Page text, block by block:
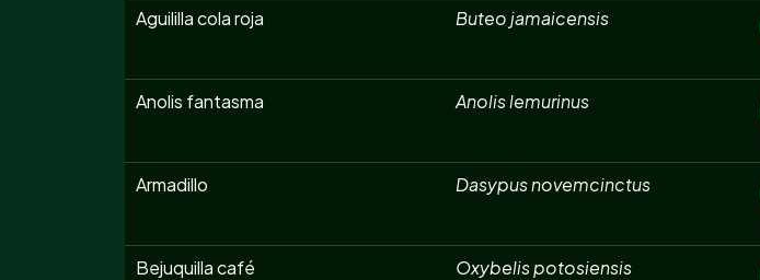
Aguililla cola roja Buteo jamaicensis
Anolis fantasma Anolis lemurinus
Armadillo Dasypus novemcinctus
Bejuquilla café Oxybelis potosiensis